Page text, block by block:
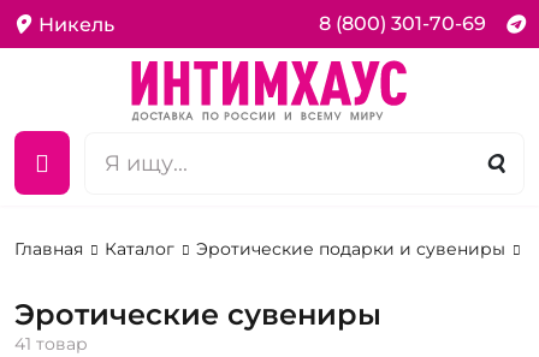
Никель 8 (800) 301-70-69
Главная Каталог Эротические подарки и сувениры
Эротические сувениры
41 товар